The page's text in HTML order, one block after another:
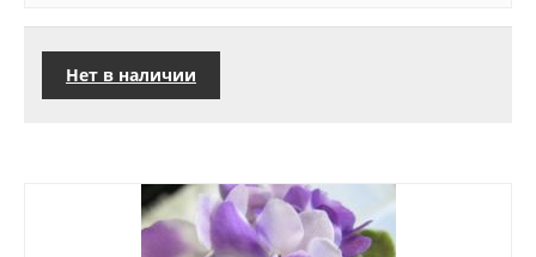
Нет в наличии